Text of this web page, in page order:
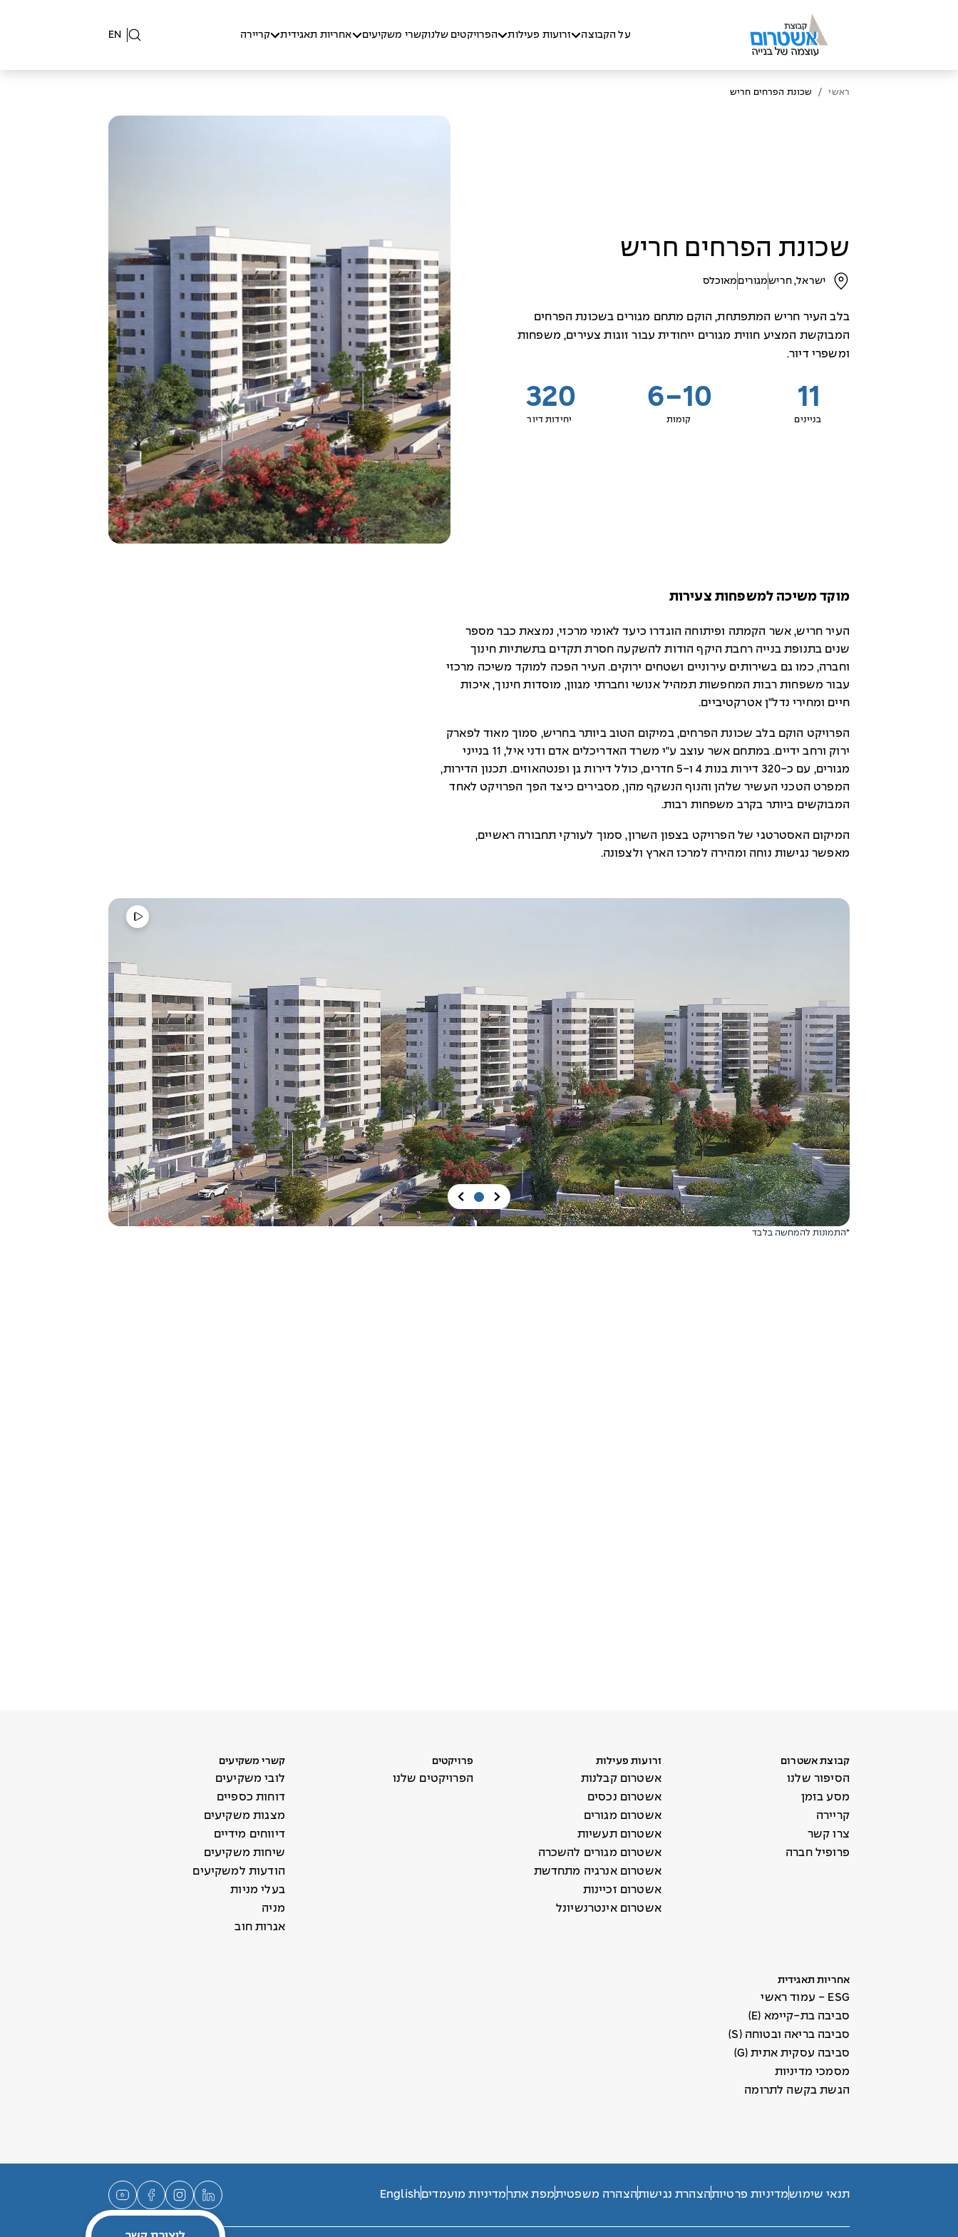
על הקבוצה זרועות פעילות הפרויקטים שלנוקשרי משקיעים אחריות תאגידית קריירה EN
ראשי / שכונת הפרחים חריש
שכונת הפרחים חריש
ישראל, חרישמגורים מאוכלס
בלב העיר חריש המתפתחת, הוקם מתחם מגורים בשכונת הפרחים
המבוקשת המציע חווית מגורים ייחודית עבור זוגות צעירים, משפחות
ומשפרי דיור.
11
בניינים
6-10
קומות
320
יחידות דיור
מוקד משיכה למשפחות צעירות
העיר חריש, אשר הקמתה ופיתוחה הוגדרו כיעד לאומי מרכזי, נמצאת כבר מספר
שנים בתנופת בנייה רחבת היקף הודות להשקעה חסרת תקדים בתשתיות חינוך
וחברה, כמו גם בשירותים עירוניים ושטחים ירוקים. העיר הפכה למוקד משיכה מרכזי
עבור משפחות רבות המחפשות תמהיל אנושי וחברתי מגוון, מוסדות חינוך, איכות
חיים ומחירי נדל"ן אטרקטיביים.
הפרויקט הוקם בלב שכונת הפרחים, במיקום הטוב ביותר בחריש, סמוך מאוד לפארק
ירוק ורחב ידיים. במתחם אשר עוצב ע"י משרד האדריכלים אדם ודני איל, 11 בנייני
מגורים, עם כ-320 דירות בנות 4 ו-5 חדרים, כולל דירות גן ופנטהאוזים. תכנון הדירות,
המפרט הטכני העשיר שלהן והנוף הנשקף מהן, מסבירים כיצד הפך הפרויקט לאחד
המבוקשים ביותר בקרב משפחות רבות.
המיקום האסטרטגי של הפרויקט בצפון השרון, סמוך לעורקי תחבורה ראשיים,
מאפשר נגישות נוחה ומהירה למרכז הארץ ולצפונה.
*התמונות להמחשה בלבד
קבוצת אשטרום
הסיפור שלנו
מסע בזמן
קריירה
צרו קשר
פרופיל חברה
זרועות פעילות
אשטרום קבלנות
אשטרום נכסים
אשטרום מגורים
אשטרום תעשיות
אשטרום מגורים להשכרה
אשטרום אנרגיה מתחדשת
אשטרום זכיינות
אשטרום אינטרנשיונל
פרויקטים
הפרויקטים שלנו
קשרי משקיעים
לובי משקיעים
דוחות כספיים
מצגות משקיעים
דיווחים מידיים
שיחות משקיעים
הודעות למשקיעים
בעלי מניות
מניה
אגרות חוב
אחריות תאגידית
ESG - עמוד ראשי
סביבה בת-קיימא (E)
סביבה בריאה ובטוחה (S)
סביבה עסקית אתית (G)
מסמכי מדיניות
הגשת בקשה לתרומה
תנאי שימושמדיניות פרטיותהצהרת נגישותהצהרה משפטיתמפת אתר מדיניות מועמדים English